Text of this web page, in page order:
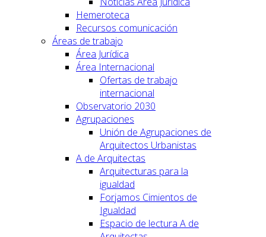
Hemeroteca
Recursos comunicación
Áreas de trabajo
Área Jurídica
Área Internacional
Ofertas de trabajo
internacional
Observatorio 2030
Agrupaciones
Unión de Agrupaciones de
Arquitectos Urbanistas
A de Arquitectas
Arquitecturas para la
igualdad
Forjamos Cimientos de
Igualdad
Espacio de lectura A de